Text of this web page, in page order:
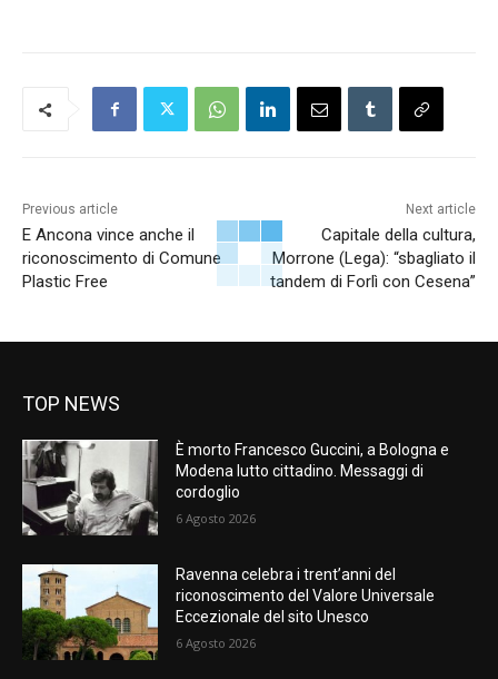
Previous article
E Ancona vince anche il
riconoscimento di Comune
Plastic Free
Next article
Capitale della cultura,
Morrone (Lega): “sbagliato il
tandem di Forlì con Cesena”
TOP NEWS
È morto Francesco Guccini, a Bologna e
Modena lutto cittadino. Messaggi di
cordoglio
6 Agosto 2026
Ravenna celebra i trent’anni del
riconoscimento del Valore Universale
Eccezionale del sito Unesco
6 Agosto 2026